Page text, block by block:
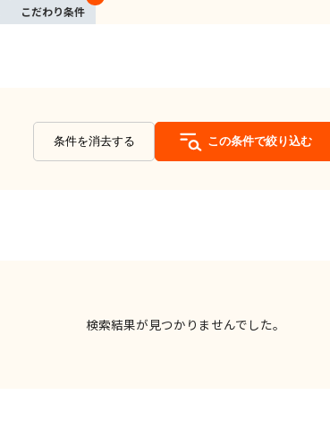
こだわり条件
条件を消去する この条件で絞り込む
検索結果が見つかりませんでした。